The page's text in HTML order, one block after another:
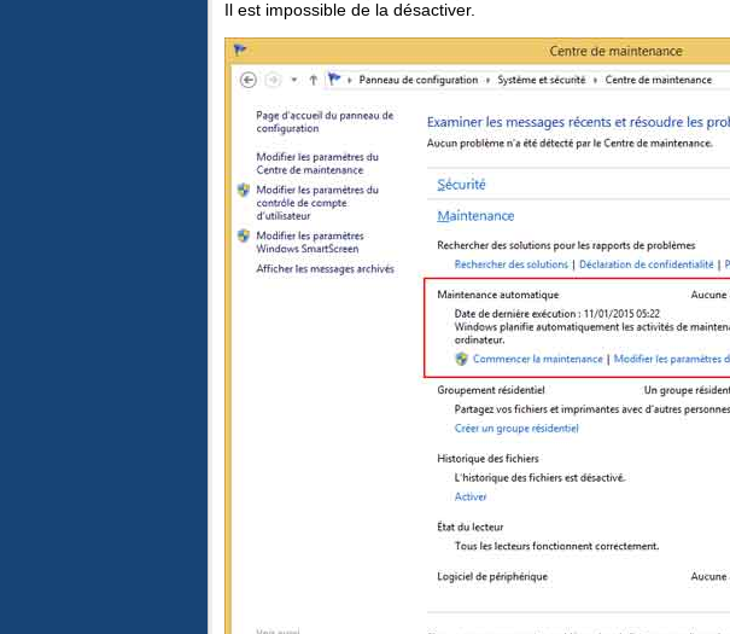
Il est impossible de la désactiver.